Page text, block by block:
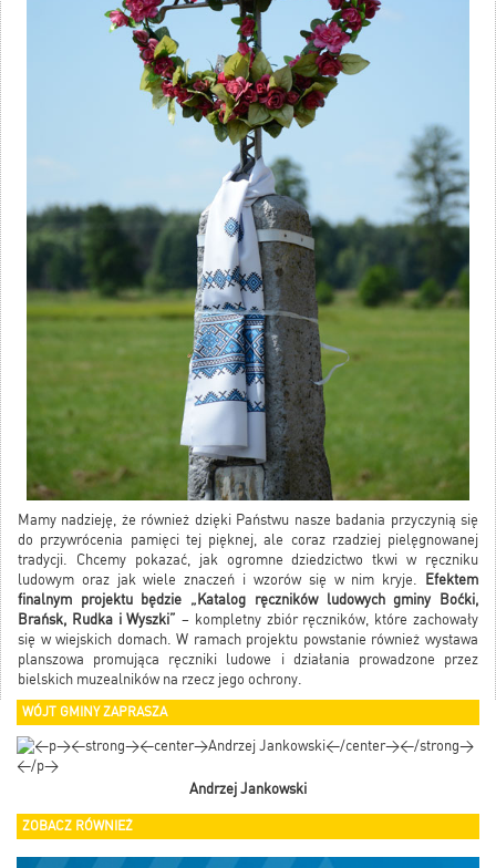
Mamy nadzieję, że również dzięki Państwu nasze badania przyczynią się
do przywrócenia pamięci tej pięknej, ale coraz rzadziej pielęgnowanej
tradycji. Chcemy pokazać, jak ogromne dziedzictwo tkwi w ręczniku
ludowym oraz jak wiele znaczeń i wzorów się w nim kryje.
Efektem
finalnym projektu będzie „Katalog ręczników ludowych gminy Boćki,
Brańsk, Rudka i Wyszki” – kompletny zbiór ręczników, które zachowały
się w wiejskich domach. W ramach projektu powstanie również wystawa
planszowa promująca ręczniki ludowe i działania prowadzone przez
bielskich muzealników na rzecz jego ochrony.
WÓJT GMINY ZAPRASZA
Andrzej Jankowski
ZOBACZ RÓWNIEŻ